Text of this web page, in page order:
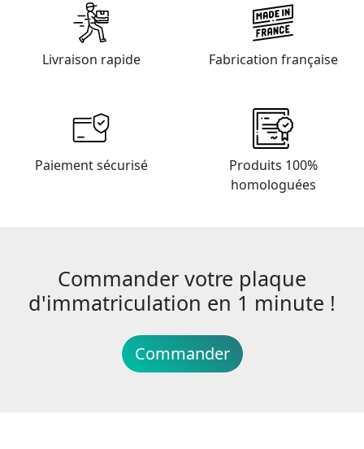
Livraison rapide Fabrication française
Paiement sécurisé
Produits 100%
homologuées
Commander votre plaque
d'immatriculation en 1 minute !
Commander